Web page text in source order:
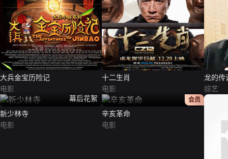
大兵金宝历险记
电影
十二生肖
电影
龙的传
综艺
幕后花絮
新少林寺
电影
正片
会员
辛亥革命
电影